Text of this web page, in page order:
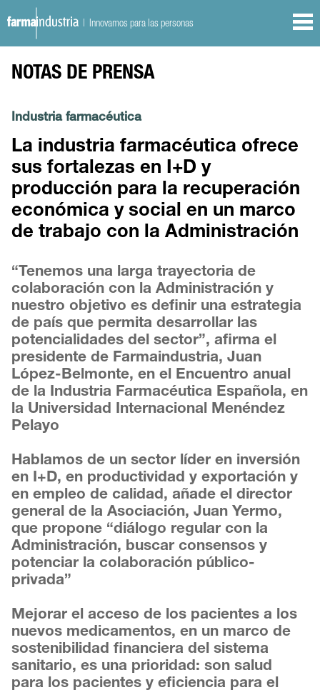
| Innovamos para las personas
NOTAS DE PRENSA
Industria farmacéutica
La industria farmacéutica ofrece
sus fortalezas en I+D y
producción para la recuperación
económica y social en un marco
de trabajo con la Administración
“Tenemos una larga trayectoria de
colaboración con la Administración y
nuestro objetivo es definir una estrategia
de país que permita desarrollar las
potencialidades del sector”, afirma el
presidente de Farmaindustria, Juan
López-Belmonte, en el Encuentro anual
de la Industria Farmacéutica Española, en
la Universidad Internacional Menéndez
Pelayo
Hablamos de un sector líder en inversión
en I+D, en productividad y exportación y
en empleo de calidad, añade el director
general de la Asociación, Juan Yermo,
que propone “diálogo regular con la
Administración, buscar consensos y
potenciar la colaboración público-
privada”
Mejorar el acceso de los pacientes a los
nuevos medicamentos, en un marco de
sostenibilidad financiera del sistema
sanitario, es una prioridad: son salud
para los pacientes y eficiencia para el